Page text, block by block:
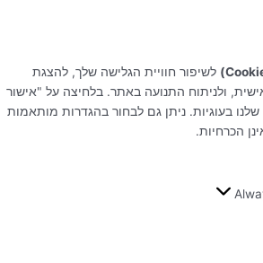
לשיפור חוויית הגלישה שלך, להצגת
ולניתוח התנועה באתר. בלחיצה על "אישור
בעוגיות. ניתן גם לבחור בהגדרות מותאמות
הכרחיות.